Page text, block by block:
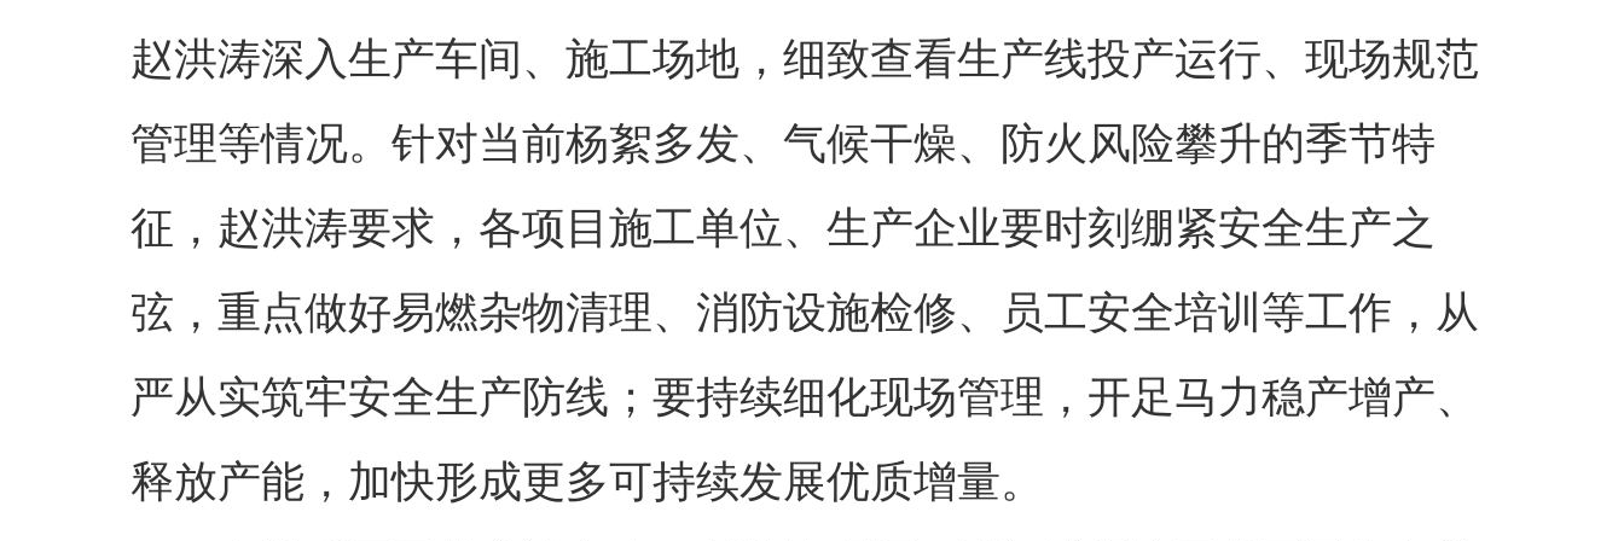
赵洪涛深入生产车间、施工场地，细致查看生产线投产运行、现场规范
管理等情况。针对当前杨絮多发、气候干燥、防火风险攀升的季节特
征，赵洪涛要求，各项目施工单位、生产企业要时刻绷紧安全生产之
弦，重点做好易燃杂物清理、消防设施检修、员工安全培训等工作，从
严从实筑牢安全生产防线；要持续细化现场管理，开足马力稳产增产、
释放产能，加快形成更多可持续发展优质增量。